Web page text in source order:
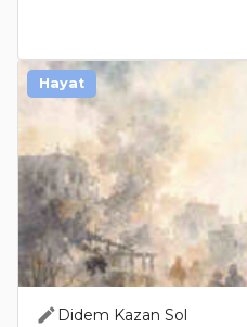
Didem Kazan Sol
Hayat